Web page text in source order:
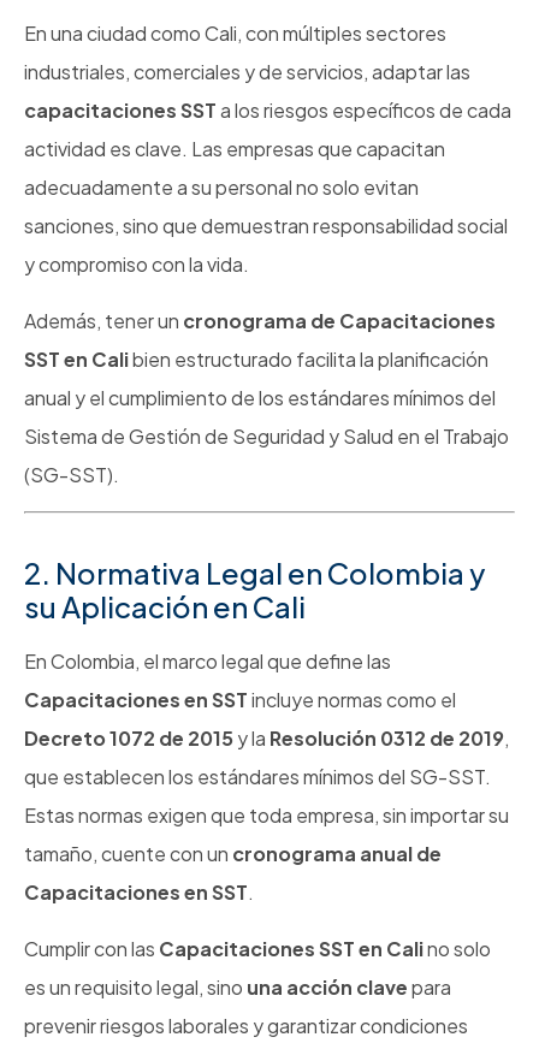
En una ciudad como Cali, con múltiples sectores
industriales, comerciales y de servicios, adaptar las
capacitaciones SSTa los riesgos específicos de cada
actividad es clave. Las empresas que capacitan
adecuadamente a su personal no solo evitan
sanciones, sino que demuestran responsabilidad social
y compromiso con la vida.
Además, tener un cronograma de Capacitaciones
SST en Calibien estructurado facilita la planificación
anual y el cumplimiento de los estándares mínimos del
Sistema de Gestión de Seguridad y Salud en el Trabajo
(SG-SST).
2. Normativa Legal en Colombia y
su Aplicación en Cali
En Colombia, el marco legal que define las
Capacitaciones en SSTincluye normas como el
Decreto 1072 de 2015 y la Resolución 0312 de 2019,
que establecen los estándares mínimos del SG-SST.
Estas normas exigen que toda empresa, sin importar su
tamaño, cuente con un cronograma anual de
Capacitaciones en SST.
Cumplir con las Capacitaciones SST en Calino solo
es un requisito legal, sino una acción clavepara
prevenir riesgos laborales y garantizar condiciones